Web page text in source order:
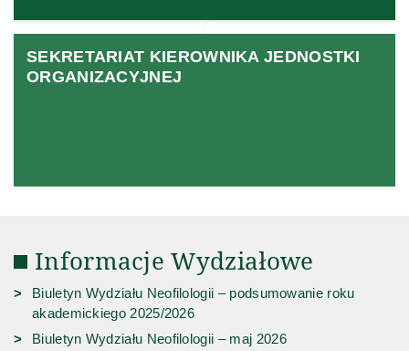
SEKRETARIAT KIEROWNIKA JEDNOSTKI
ORGANIZACYJNEJ
Informacje Wydziałowe
Biuletyn Wydziału Neofilologii – podsumowanie roku
akademickiego 2025/2026
Biuletyn Wydziału Neofilologii – maj 2026